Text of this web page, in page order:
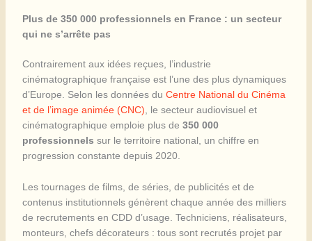
Plus de 350 000 professionnels en France : un secteur
qui ne s’arrête pas
Contrairement aux idées reçues, l’industrie
cinématographique française est l’une des plus dynamiques
d’Europe. Selon les données du Centre National du Cinéma
et de l’image animée (CNC) , le secteur audiovisuel et
cinématographique emploie plus de 350 000
professionnels sur le territoire national, un chiffre en
progression constante depuis 2020.
Les tournages de films, de séries, de publicités et de
contenus institutionnels génèrent chaque année des milliers
de recrutements en CDD d’usage. Techniciens, réalisateurs,
monteurs, chefs décorateurs : tous sont recrutés projet par